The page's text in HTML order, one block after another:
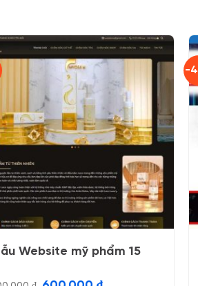
Website mỹ phẩm 15
Giá
Giá
-